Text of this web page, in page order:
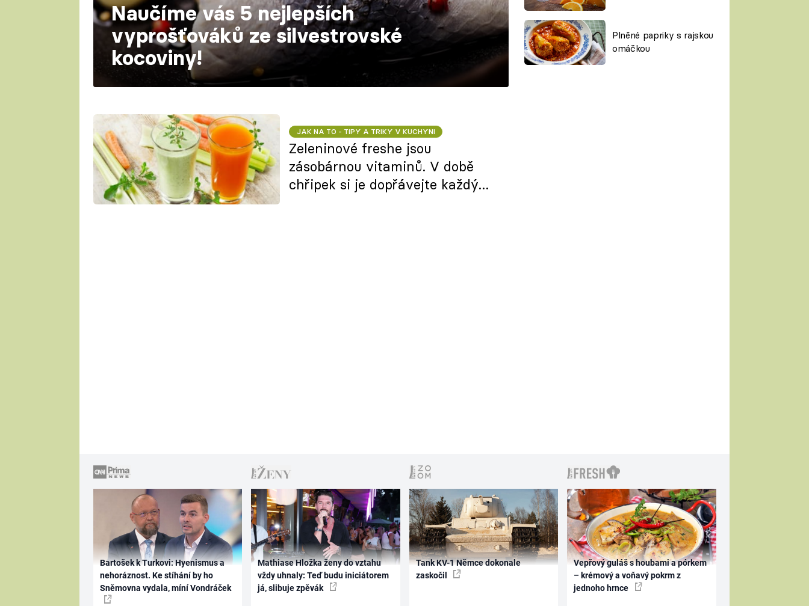
Plněné papriky s rajskou
omáčkou
Naučíme vás 5 nejlepších
vyprošťováků ze silvestrovské
kocoviny!
JAK NA TO - TIPY A TRIKY V KUCHYNI
Zeleninové freshe jsou
zásobárnou vitaminů. V době
chřipek si je dopřávejte každý
Bartošek k Turkovi: Hyenismus a
nehoráznost. Ke stíhání by ho
Sněmovna vydala, míní Vondráček
Mathiase Hložka ženy do vztahu
vždy uhnaly: Teď budu iniciátorem
já, slibuje zpěvák
Tank KV-1 Němce dokonale
zaskočil
Vepřový guláš s houbami a pórkem
– krémový a voňavý pokrm z
jednoho hrnce